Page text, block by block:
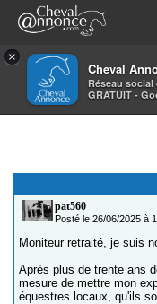
×
Cheval
Réseau
GRATUIT -
>Les groupes régionaux
pat560
Posté le 26/06/2025 à
Moniteur retraité, je suis
Après plus de trente ans
mesure de mettre mon
équestres locaux, qu'ils